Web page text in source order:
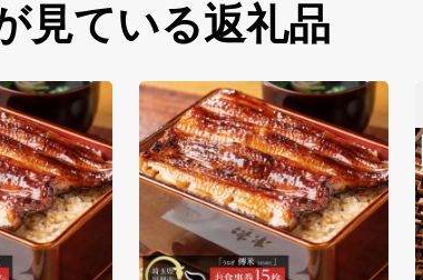
見ている返礼品